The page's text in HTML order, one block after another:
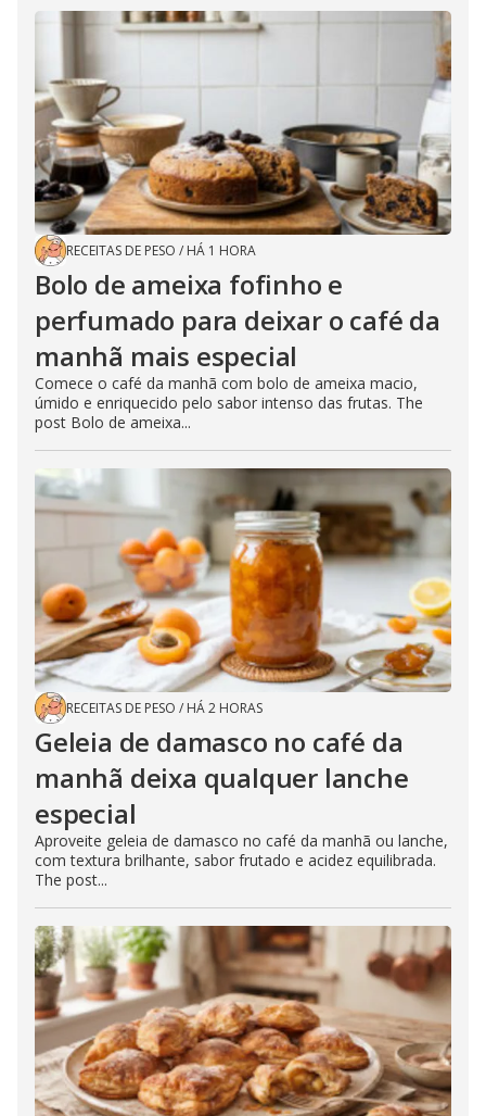
RECEITAS DE PESO / HÁ 1 HORA
Bolo de ameixa fofinho e
perfumado para deixar o café da
manhã mais especial
Comece o café da manhã com bolo de ameixa macio,
úmido e enriquecido pelo sabor intenso das frutas. The
post Bolo de ameixa...
RECEITAS DE PESO / HÁ 2 HORAS
Geleia de damasco no café da
manhã deixa qualquer lanche
especial
Aproveite geleia de damasco no café da manhã ou lanche,
com textura brilhante, sabor frutado e acidez equilibrada.
The post...